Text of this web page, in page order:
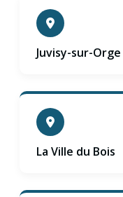
Juvisy-sur-Orge
La Ville du Bois